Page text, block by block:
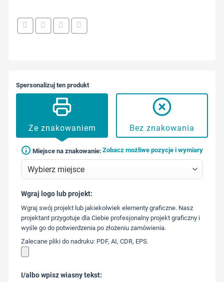
Spersonalizuj ten produkt
Ze znakowaniem Bez znakowania
Miejsce na znakowanie: Zobacz możliwe pozycje i wymiary
573 568
217
Wgraj logo lub projekt:
Wgraj swój projekt lub jakiekolwiek elementy graficzne. Nasz
projektant przygotuje dla Ciebie profesjonalny projekt graficzny i
wyśle go do potwierdzenia po złożeniu zamówienia.
Zalecane pliki do nadruku: PDF, AI, CDR, EPS.
I/albo wpisz wiasny tekst: